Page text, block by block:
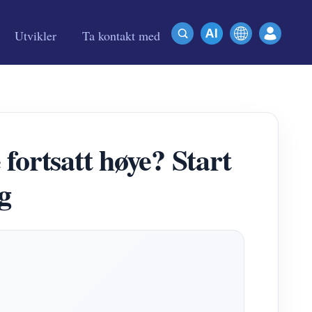
Utvikler Ta kontakt med
høye? Start